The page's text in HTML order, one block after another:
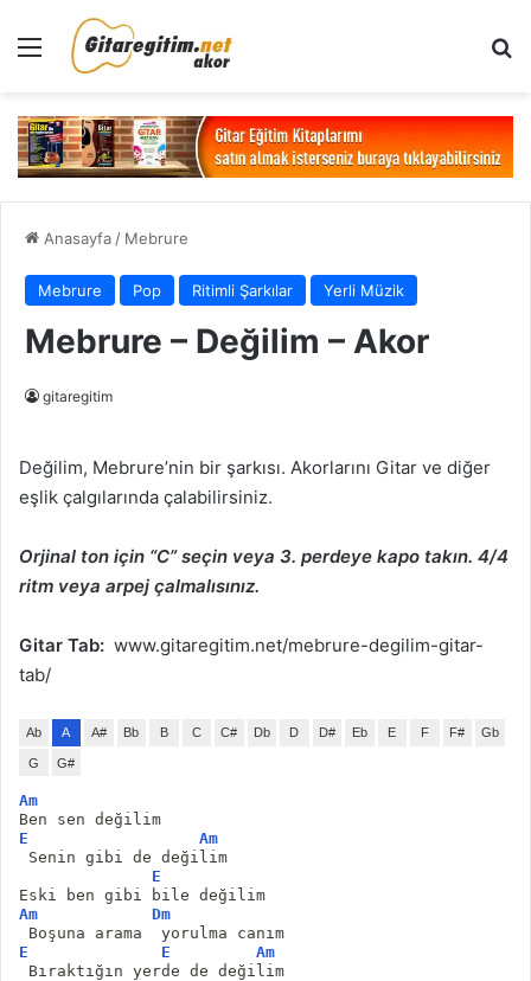
Menü
Anasayfa / Mebrure
Mebrure Pop Ritimli Şarkılar Yerli Müzik
Mebrure – Değilim – Akor
gitaregitim
Değilim, Mebrure’nin bir şarkısı. Akorlarını Gitar ve diğer
eşlik çalgılarında çalabilirsiniz.
Orjinal ton için “C” seçin veya 3. perdeye kapo takın. 4/4
ritm veya arpej çalmalısınız.
Gitar Tab: www.gitaregitim.net/mebrure-degilim-gitar-
tab/
Ab A A# Bb B C C# Db D D# Eb E F F# Gb
G G#
Am
Ben sen değilim
E
Am
Senin gibi de değilim
E
Eski ben gibi bile değilim
Am
Dm
Boşuna arama  yorulma canım
E
E
Am
Bıraktığın yerde de değilim